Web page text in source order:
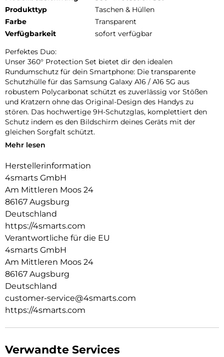
Produkttyp
Taschen & Hüllen
Farbe
Transparent
Verfügbarkeit
sofort verfügbar
Perfektes Duo:
Unser 360° Protection Set bietet dir den idealen
Rundumschutz für dein Smartphone: Die transparente
Schutzhülle für das Samsung Galaxy A16 / A16 5G aus
robustem Polycarbonat schützt es zuverlässig vor Stößen
und Kratzern ohne das Original-Design des Handys zu
stören. Das hochwertige 9H-Schutzglas, komplettiert den
Schutz indem es den Bildschirm deines Geräts mit der
gleichen Sorgfalt schützt.
Unbeeinträchtigte Bedienung:
optimalen Schutz für dein Gerät, ohne die Bedienbarkeit
einzuschränken. Während die Hülle es vor Stößen und
Kratzern bewahrt, schützt das Schutzglas das Display, ohne
die Touchscreen-Funktionalität zu beeinträchtigen. Erlebe
uneingeschränkte Nutzung und maximalen Schutz in einem
Produkt.
Transparente Eleganz:
Entdecke den Vorteil von Schutz und Ästhetik mit unserer
Design deines Geräts und ermöglicht es, die Farbe und die
Feinheiten deines Geräts voll zur Geltung zu bringen.
Mehr lesen
Herstellerinformation
4smarts GmbH
Am Mittleren Moos 24
86167 Augsburg
Deutschland
https://4smarts.com
Verantwortliche für die EU
4smarts GmbH
Am Mittleren Moos 24
86167 Augsburg
Deutschland
customer-service@4smarts.com
https://4smarts.com
Verwandte Services